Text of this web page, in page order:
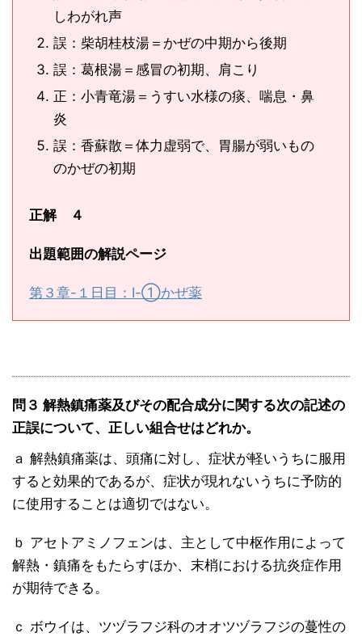
しわがれ声
誤：柴胡桂枝湯＝かぜの中期から後期
誤：葛根湯＝感冒の初期、肩こり
正：小青竜湯＝うすい水様の痰、喘息・鼻
炎
誤：香蘇散＝体力虚弱で、胃腸が弱いもの
のかぜの初期
正解 ４
出題範囲の解説ページ
第３章-１日目：Ⅰ-①かぜ薬
問３ 解熱鎮痛薬及びその配合成分に関する次の記述の
正誤について、正しい組合せはどれか。
ａ 解熱鎮痛薬は、頭痛に対し、症状が軽いうちに服用
すると効果的であるが、症状が現れないうちに予防的
に使用することは適切ではない。
ｂ アセトアミノフェンは、主として中枢作用によって
解熱・鎮痛をもたらすほか、末梢における抗炎症作用
が期待できる。
ｃ ボウイは、ツヅラフジ科のオオツヅラフジの蔓性の